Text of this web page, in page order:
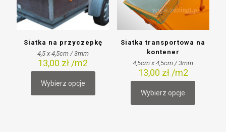
Siatka na przyczepkę
4,5 x 4,5cm / 3mm
13,00 zł /m2
Wybierz opcje
Siatka transportowa na
kontener
4,5cm x 4,5cm / 3mm
13,00 zł/m2
Wybierz opcje